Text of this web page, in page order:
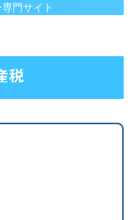
門サイト
税